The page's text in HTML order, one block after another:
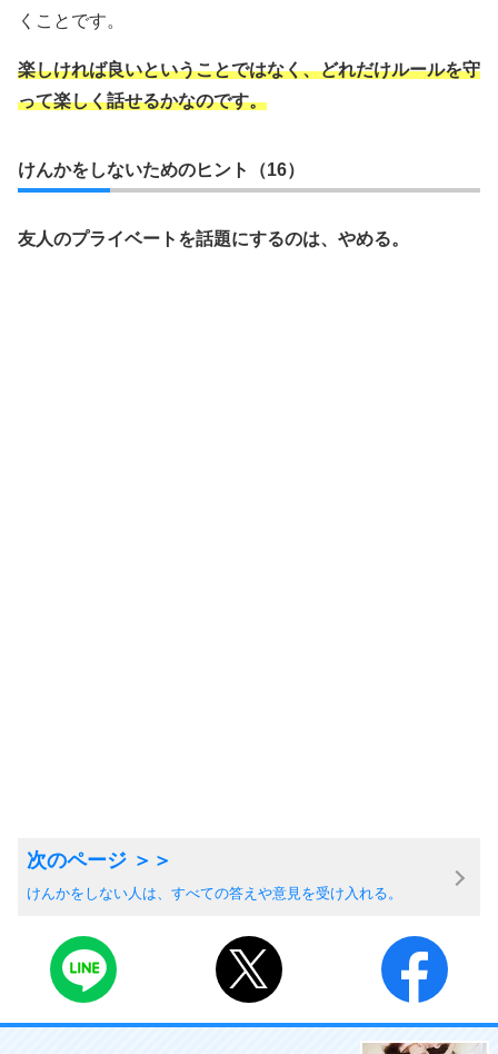
くことです。
楽しければ良いということではなく、どれだけルールを守
って楽しく話せるかなのです。
けんかをしないためのヒント（16）
友人のプライベートを話題にするのは、やめる。
けんかをしない人は、すべての答えや意見を受け入れる。